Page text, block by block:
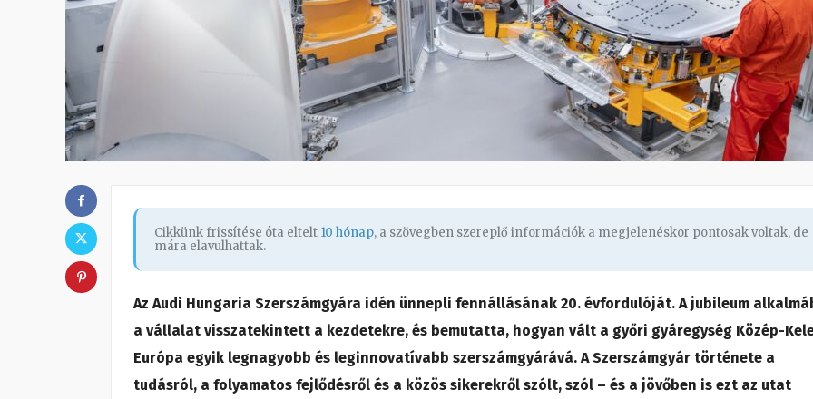
Cikkünk frissítése óta eltelt 10 hónap, a szövegben szereplő információk a megjelenéskor pontosak voltak, de
mára elavulhattak.
Az Audi Hungaria Szerszámgyára idén ünnepli fennállásának 20. évfordulóját. A jubileum
a vállalat visszatekintett a kezdetekre, és bemutatta, hogyan vált a győri gyáregység Közép-
Európa egyik legnagyobb és leginnovatívabb szerszámgyárává. A Szerszámgyár története a
tudásról, a folyamatos fejlődésről és a közös sikerekről szólt, szól – és a jövőben is ezt az utat